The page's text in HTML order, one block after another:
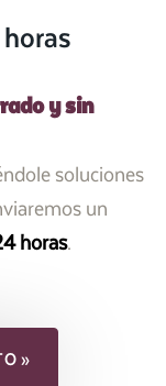
y sin
soluciones
un
horas.
»